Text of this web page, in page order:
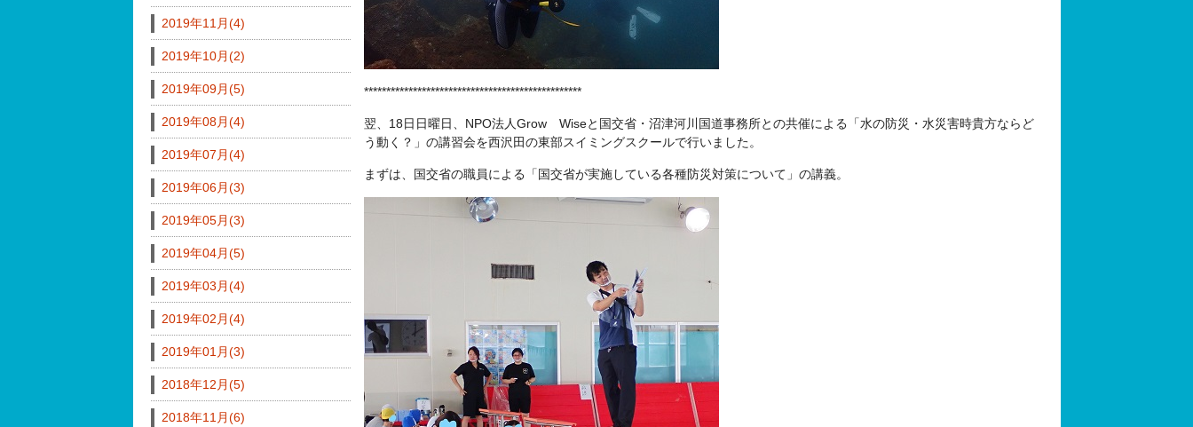
*************************************************
翌、18日日曜日、NPO法人Grow Wiseと国交省・沼津河川国道事務所との共催による「水の防災・水災害時貴方ならど
う動く？」の講習会を西沢田の東部スイミングスクールで行いました。
まずは、国交省の職員による「国交省が実施している各種防災対策について」の講義。
2019年11月(4)
2019年10月(2)
2019年09月(5)
2019年08月(4)
2019年07月(4)
2019年06月(3)
2019年05月(3)
2019年04月(5)
2019年03月(4)
2019年02月(4)
2019年01月(3)
2018年12月(5)
2018年11月(6)